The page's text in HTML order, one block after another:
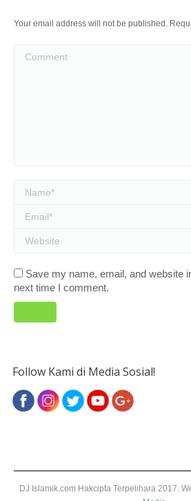
Your email address will not be published.
Name *
Email *
Website
Save my name, email, and website
next time I comment.
Follow Kami di Media Sosial!
DJ Islamik.com Hakcipta Terpelihara 2017.